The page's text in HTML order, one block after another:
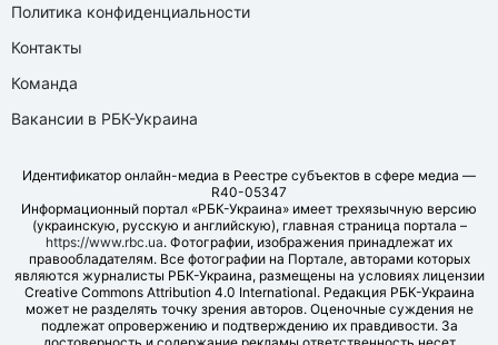
Политика конфиденциальности
Контакты
Команда
Вакансии в РБК-Украина
Идентификатор онлайн-медиа в Реестре субъектов в сфере медиа —
R40-05347
Информационный портал «РБК-Украина» имеет трехязычную версию
(украинскую, русскую и английскую), главная страница портала –
https://www.rbc.ua. Фотографии, изображения принадлежат их
правообладателям. Все фотографии на Портале, авторами которых
являются журналисты РБК-Украина, размещены на условиях лицензии
Creative Commons Attribution 4.0 International. Редакция РБК-Украина
может не разделять точку зрения авторов. Оценочные суждения не
подлежат опровержению и подтверждению их правдивости. За